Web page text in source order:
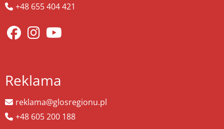
+48 655 404 421
Reklama
reklama@glosregionu.pl
+48 605 200 188